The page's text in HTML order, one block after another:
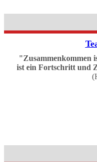
"Zusammenkommen
ist ein Fortschritt und